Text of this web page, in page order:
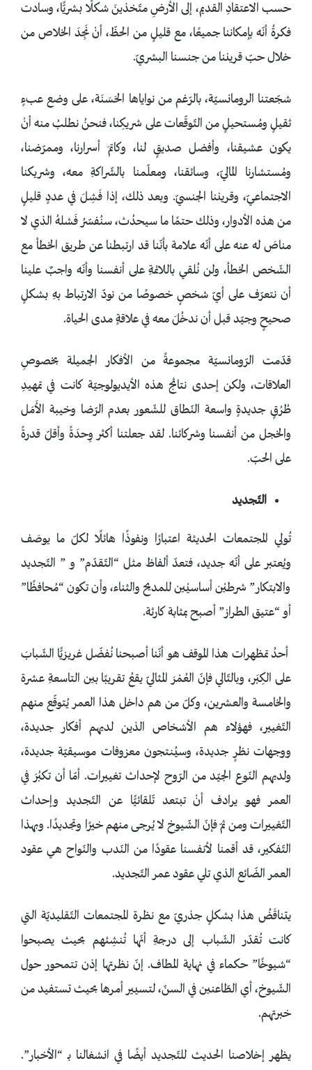
حسب الاعتقادِ القديم، إلى الأرضِ متّخذينَ شكلًا بشريًّا، وسادت
فكرةُ أنّه بإمكاننا جميعًا، مع قليلٍ من الحظّ، أنْ نَجِدَ الخلاص من
خلال حبّ قريننا من جنسنا البشريّ.
شجّعتنا الرومانسيّة، بالرّغم من نواياها الحَسَنَة، على وضع عبءٍ
ثقيلٍ ومُستحيلٍ من التّوقّعات على شريكِنا، فنحنُ نطلبُ منه أنْ
يكون عشيقنا، وأفضل صديقٍ لنا، وكاتمَ أسرارنا، وممرّضنا،
ومُستشارنا الماليّ، وسائقنا، ومعلّمنا بالشّراكةِ معه، وشريكنا
الاجتماعيّ، وقريننا الجنسيّ. وبعد ذلك، إذا فَشِلَ في عددٍ قليلٍ
من هذه الأدوار، وذلك حتمًا ما سيحدُث، سنُفسّرُ فَشلهُ الذي لا
مناصَ له عنه على أنّه علامة بأنّنا قد ارتبطنا عن طريق الخطأ مع
الشّخص الخطأ، ولن نُلقي باللائمةِ على أنفسنا وأنّه واجبٌ علينا
أن نتعرّف على أيّ شخصٍ خصوصًا من نودّ الارتباط بهِ بشكلٍ
صحيحٍ وجيّد قبل أن ندخُلَ معه في علاقةٍ مدى الحياة.
قدّمت الرّومانسيّة مجموعةً من الأفكار الجميلة بخصوصِ
العلاقات، ولكن إحدى نتائج هذه الأيديولوجيّة كانت في تمهيدِ
طُرُقٍ جديدةٍ واسعة النّطاق للشّعور بعدم الرّضا وخيبة الأَمَل
والخجل من أنفسنا وشركائنا. لقد جعلتنا أكثر وِحدَةً وأقلّ قدرةً
على الحبّ.
التّجديد
تُولي المجتمعات الحديثة اعتبارًا ونفوذًا هائلًا لكلّ ما يوصَف
ويُعتبر على أنّه جديد، فتعدّ ألفاظ مثل “التّقدّم” و ” التّجديد
والابتكار” شرطيْن أساسيْين للمديح والثناء، وأن تكون “مُحافظًا”
أو “عتيق الطراز” أصبح بمثابة كارثة.
أحدُ تمظهرات هذا الموقف هو أنّنا أصبحنا نُفضّل غريزيًّا الشّبابَ
على الكِبَر، وبالتّالي فإنّ العُمْرَ المثاليّ يقعُ تقريبًا بين التاسعةِ عشرة
والخامسة والعشرين، وكلّ من هم داخل هذا العمر يُتوقّع منهم
التّغيير، فهؤلاء هم الأشخاص الذين لديهم أفكار جديدة،
ووجهات نظرٍ جديدة، وسيُنتجون معزوفات موسيقيّة جديدة،
ولديهم النّوع الجيّد من الرّوح لإحداث تغييرات. أمّا أن تكبُرَ في
العمر فهو يرادف أنْ تبتعد تّلقائيًّا عن التّجديد وإحداث
التّغييرات ومن ثمّ فإنّ الشّيوخ لا يُرجى منهم خيرًا وتجديدًا. وبهذا
التّفكير، قد أقمنا لأنفسنا عقودًا من النّدب والنّواح هي عقود
العمر الضّائع الذي تلي عقود عمر التّجديد.
يتناقَضُ هذا بشكلٍ جذريّ مع نظرة المجتمعات التّقليديّة التي
كانت تُقدّر الشّباب إلى درجةِ أنّها تُنشِئهم بحيث يصبحوا
“شيوخًا” حكماء في نهاية المطاف. إنّ نظرتها إذن تتمحور حول
الشّيوخ، أي الطّاعنين في السنّ، لتسيير أمرها بحيث تستفيد من
خبرتهم.
يظهر إخلاصنا الحديث للتّجديد أيضًا في انشغالنا بـ “الأخبار”.